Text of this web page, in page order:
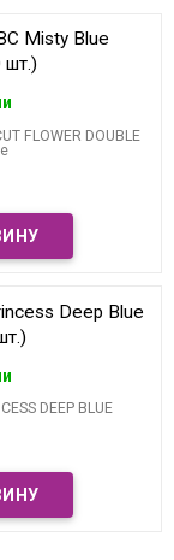
Misty Blue
шт.)
FLOWER DOUBLE
Deep Blue
DEEP BLUE